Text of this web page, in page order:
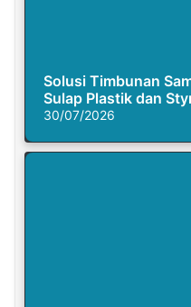
Solusi Timbunan
Sulap Plastik dan
30/07/2026